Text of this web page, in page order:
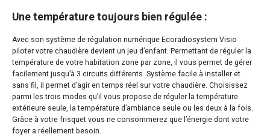
Une température toujours bien régulée :
Avec son système de régulation numérique Ecoradiosystem Visio
piloter votre chaudière devient un jeu d’enfant. Permettant de réguler la
température de votre habitation zone par zone, il vous permet de gérer
facilement jusqu’à 3 circuits différents. Système facile à installer et
sans fil, il permet d’agir en temps réel sur votre chaudière. Choisissez
parmi les trois modes qu’il vous propose de réguler la température
extérieure seule, la température d’ambiance seule ou les deux à la fois.
Grâce à votre frisquet vous ne consommerez que l’énergie dont votre
foyer a réellement besoin.